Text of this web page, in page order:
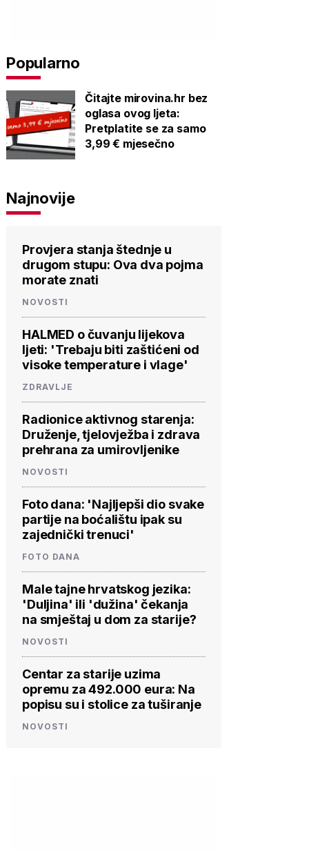
Popularno
Čitajte mirovina.hr bez
oglasa ovog ljeta:
Pretplatite se za samo
3,99 € mjesečno
Najnovije
Provjera stanja štednje u
drugom stupu: Ova dva pojma
morate znati
NOVOSTI
HALMED o čuvanju lijekova
ljeti: 'Trebaju biti zaštićeni od
visoke temperature i vlage'
ZDRAVLJE
Radionice aktivnog starenja:
Druženje, tjelovježba i zdrava
prehrana za umirovljenike
NOVOSTI
Foto dana: 'Najljepši dio svake
partije na boćalištu ipak su
zajednički trenuci'
FOTO DANA
Male tajne hrvatskog jezika:
'Duljina' ili 'dužina' čekanja
na smještaj u dom za starije?
NOVOSTI
Centar za starije uzima
opremu za 492.000 eura: Na
popisu su i stolice za tuširanje
NOVOSTI